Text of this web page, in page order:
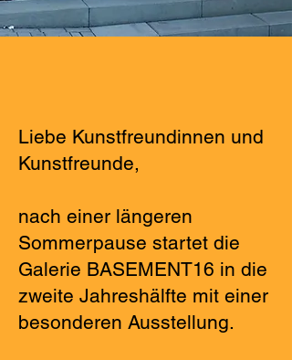
Liebe Kunstfreundinnen und
Kunstfreunde,
nach einer längeren
Sommerpause startet die
Galerie BASEMENT16 in die
zweite Jahreshälfte mit einer
besonderen Ausstellung.